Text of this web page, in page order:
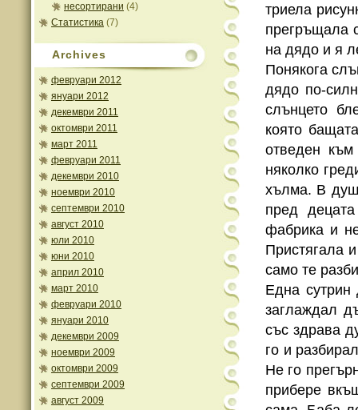
несортирани (4)
Статистика (7)
Archives
февруари 2012
януари 2012
декември 2011
октомври 2011
март 2011
февруари 2011
декември 2010
ноември 2010
септември 2010
август 2010
юли 2010
юни 2010
април 2010
март 2010
февруари 2010
януари 2010
декември 2009
ноември 2009
октомври 2009
септември 2009
август 2009
триела
прегръщала
на дядо и я
Понякога
дядо по-
слънцето
която
отведен
няколко
хълма. В
пред
фабрика и
Пристягала
само те
Една
заглаждал
със здрава
го и
Не го
прибере